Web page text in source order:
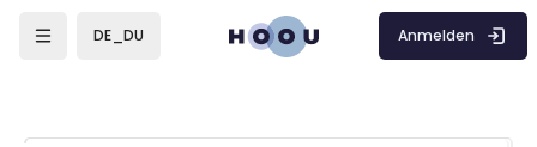
DE_DU Anmelden